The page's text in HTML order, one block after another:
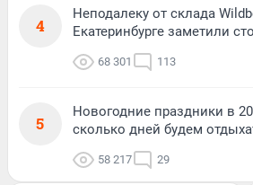
4
Неподалеку от склада
Екатеринбурге заметили
68 301 113
5
Новогодние праздники в
сколько дней будем
58 217 29